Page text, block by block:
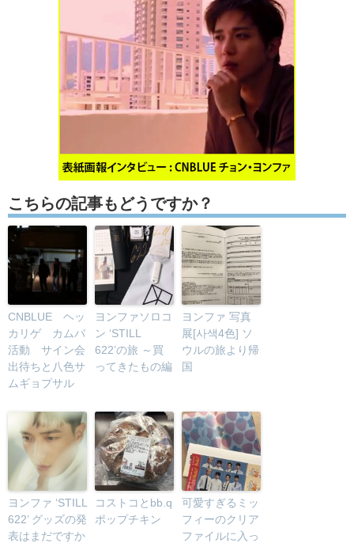
こちらの記事もどうですか？
CNBLUE ヘッ
カリゲ カムバ
活動 サイン会
出待ちと八色サ
ムギョプサル
ヨンファソロコ
ン ‘STILL
622’の旅 ～買
ってきたもの編
ヨンファ 写真
展[사색4色] ソ
ウルの旅より帰
国
ヨンファ ‘STILL
622’ グッズの発
表はまだですか
コストコとbb.q
ポップチキン
可愛すぎるミッ
フィーのクリア
ファイルに入っ